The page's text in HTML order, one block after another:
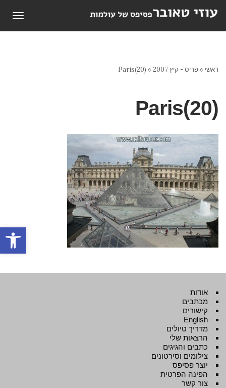
פתח
ראשי »פריס - קיץ 2007 »
Paris(20)
Paris(20)
אודות
מכתבים
קישורים
English
מדריך טיולים
הרצאות שלי
כתבים והגיגים
צילומים וסירטונים
יוצר פסיפס
הפינה הפרטית
צור קשר